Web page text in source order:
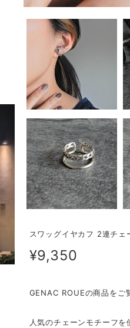
スワッグイヤカフ 2連チ
¥9,350
GENAC ROUEの商品をご
人気のチェーンモチーフを